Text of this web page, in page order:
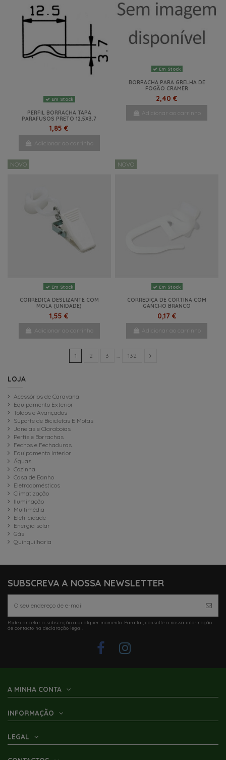
Em Stock
PERFIL BORRACHA TAPA
PARAFUSOS PRETO 12.5X3.7
1,85 €
Adicionar ao carrinho
Em Stock
BORRACHA PARA GRELHA DE
FOGÃO CRAMER
2,40 €
Adicionar ao carrinho
NOVO
Em Stock
CORREDIÇA DESLIZANTE COM
MOLA (UNIDADE)
1,55 €
Adicionar ao carrinho
NOVO
Em Stock
CORREDIÇA DE CORTINA COM
GANCHO BRANCO
0,17 €
Adicionar ao carrinho
1 2 3 … 132
LOJA
Acessórios de Caravana
Equipamento Exterior
Toldos e Avançados
Suporte de Bicicletas E Motas
Janelas e Claraboias
Perfis e Borrachas
Fechos e Fechaduras
Equipamento Interior
Águas
Cozinha
Casa de Banho
Eletrodomésticos
Climatização
Iluminação
Multimédia
Eletricidade
Energia solar
Gás
Quinquilharia
SUBSCREVA A NOSSA NEWSLETTER
Pode cancelar a subscrição a qualquer momento. Para tal, consulte a nossa informação
de contacto na declaração legal.
A MINHA CONTA
INFORMAÇÃO
LEGAL